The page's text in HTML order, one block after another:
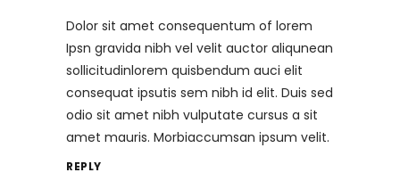
Dolor sit amet consequentum of lorem
Ipsn gravida nibh vel velit auctor aliqunean
sollicitudinlorem quisbendum auci elit
consequat ipsutis sem nibh id elit. Duis sed
odio sit amet nibh vulputate cursus a sit
amet mauris. Morbiaccumsan ipsum velit.
REPLY